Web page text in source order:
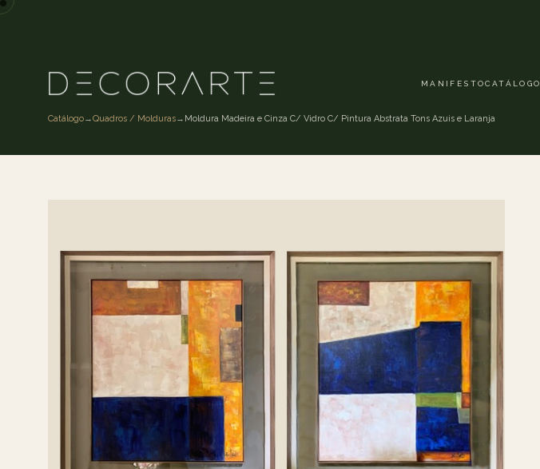
MANIFESTOCATÁLOGO
Catálogo→Quadros / Molduras→ Moldura Madeira e Cinza C/ Vidro C/ Pintura Abstrata Tons Azuis e Laranja